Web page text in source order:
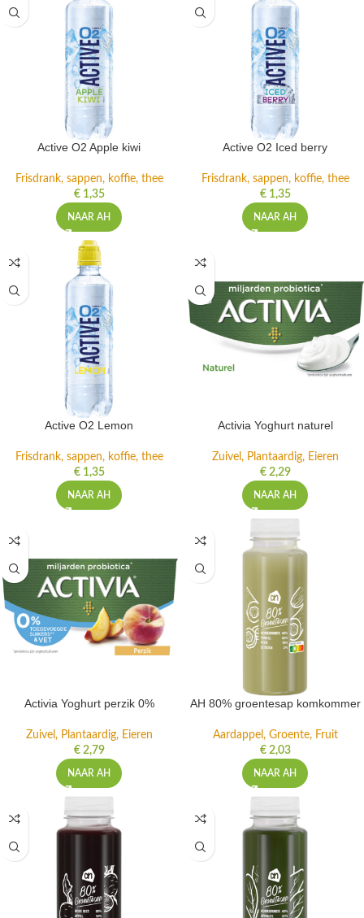
Active O2 Apple kiwi
Frisdrank, sappen, koffie, thee
€1,35
NAAR AH
Active O2 Iced berry
Frisdrank, sappen, koffie, thee
€1,35
NAAR AH
Active O2 Lemon
Frisdrank, sappen, koffie, thee
€1,35
NAAR AH
Activia Yoghurt naturel
Zuivel, Plantaardig, Eieren
€2,29
NAAR AH
Activia Yoghurt perzik 0%
Zuivel, Plantaardig, Eieren
€2,79
NAAR AH
AH 80% groentesap komkommer
Aardappel, Groente, Fruit
€2,03
NAAR AH